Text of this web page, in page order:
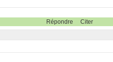
Répondre Citer